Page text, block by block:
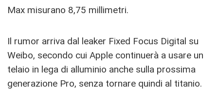
Max misurano 8,75 millimetri.
Il rumor arriva dal leaker Fixed Focus Digital su
Weibo, secondo cui Apple continuerà a usare un
telaio in lega di alluminio anche sulla prossima
generazione Pro, senza tornare quindi al titanio.